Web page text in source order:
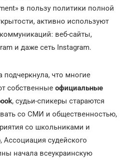
в пользу политики полной
активно используют
веб-сайты,
и даже сеть Instagram.
что многие
собственные официальные
, судьи-спикеры стараются
со СМИ и общественностью,
со школьниками и
судейского
начала всеукраинскую